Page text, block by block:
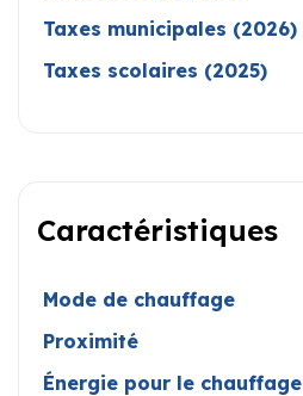
Taxes municipales (2026)
Taxes scolaires (2025)
Caractéristiques
Mode de chauffage
Proximité
Énergie pour le chauffage